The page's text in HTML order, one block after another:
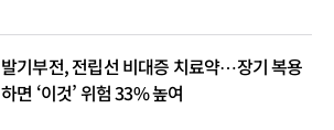
발기부전, 전립선 비대증 치료약⋯장기 복용
하면 ‘이것’ 위험 33% 높여